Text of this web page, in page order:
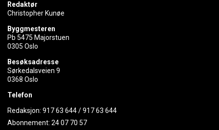
Redaktør
Christopher Kunøe
Byggmesteren
Pb 5475 Majorstuen
0305 Oslo
Besøksadresse
Sørkedalsveien 9
0368 Oslo
Telefon
Redaksjon: 917 63 644/917 63 644
Abonnement: 24 07 70 57